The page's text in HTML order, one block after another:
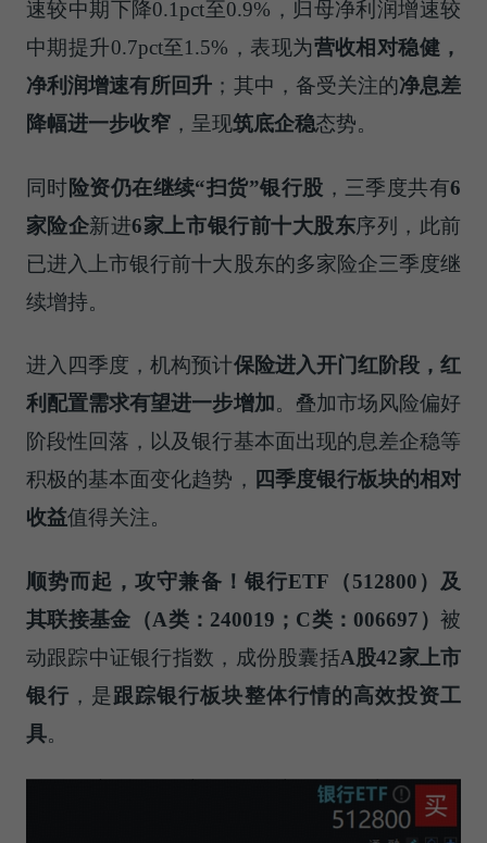
速较中期下降0.1pct至0.9%，归母净利润增速较
中期提升0.7pct至1.5%，表现为营收相对稳健，
净利润增速有所回升 ；其中，备受关注的净息差
降幅进一步收窄，呈现筑底企稳态势。
同时险资仍在继续“扫货”银行股 ，三季度共有6
家险企新进6家上市银行前十大股东序列，此前
已进入上市银行前十大股东的多家险企三季度继
续增持。
进入四季度，机构预计保险进入开门红阶段，红
利配置需求有望进一步增加。叠加市场风险偏好
阶段性回落，以及银行基本面出现的息差企稳等
积极的基本面变化趋势， 四季度银行板块的相对
收益值得关注。
顺势而起，攻守兼备！银行ETF （512800 ）及
其联接基金（A类： 240019 ； C类：006697 ）被
动跟踪中证银行指数，成份股囊括A股42家上市
银行 ，是跟踪银行板块整体行情的高效投资工
具。